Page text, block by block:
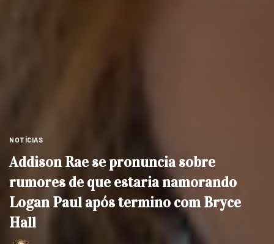
NOTÍCIAS
Addison Rae se pronuncia sobre
rumores de que estaria namorando
Logan Paul após termino com Bryce
Hall